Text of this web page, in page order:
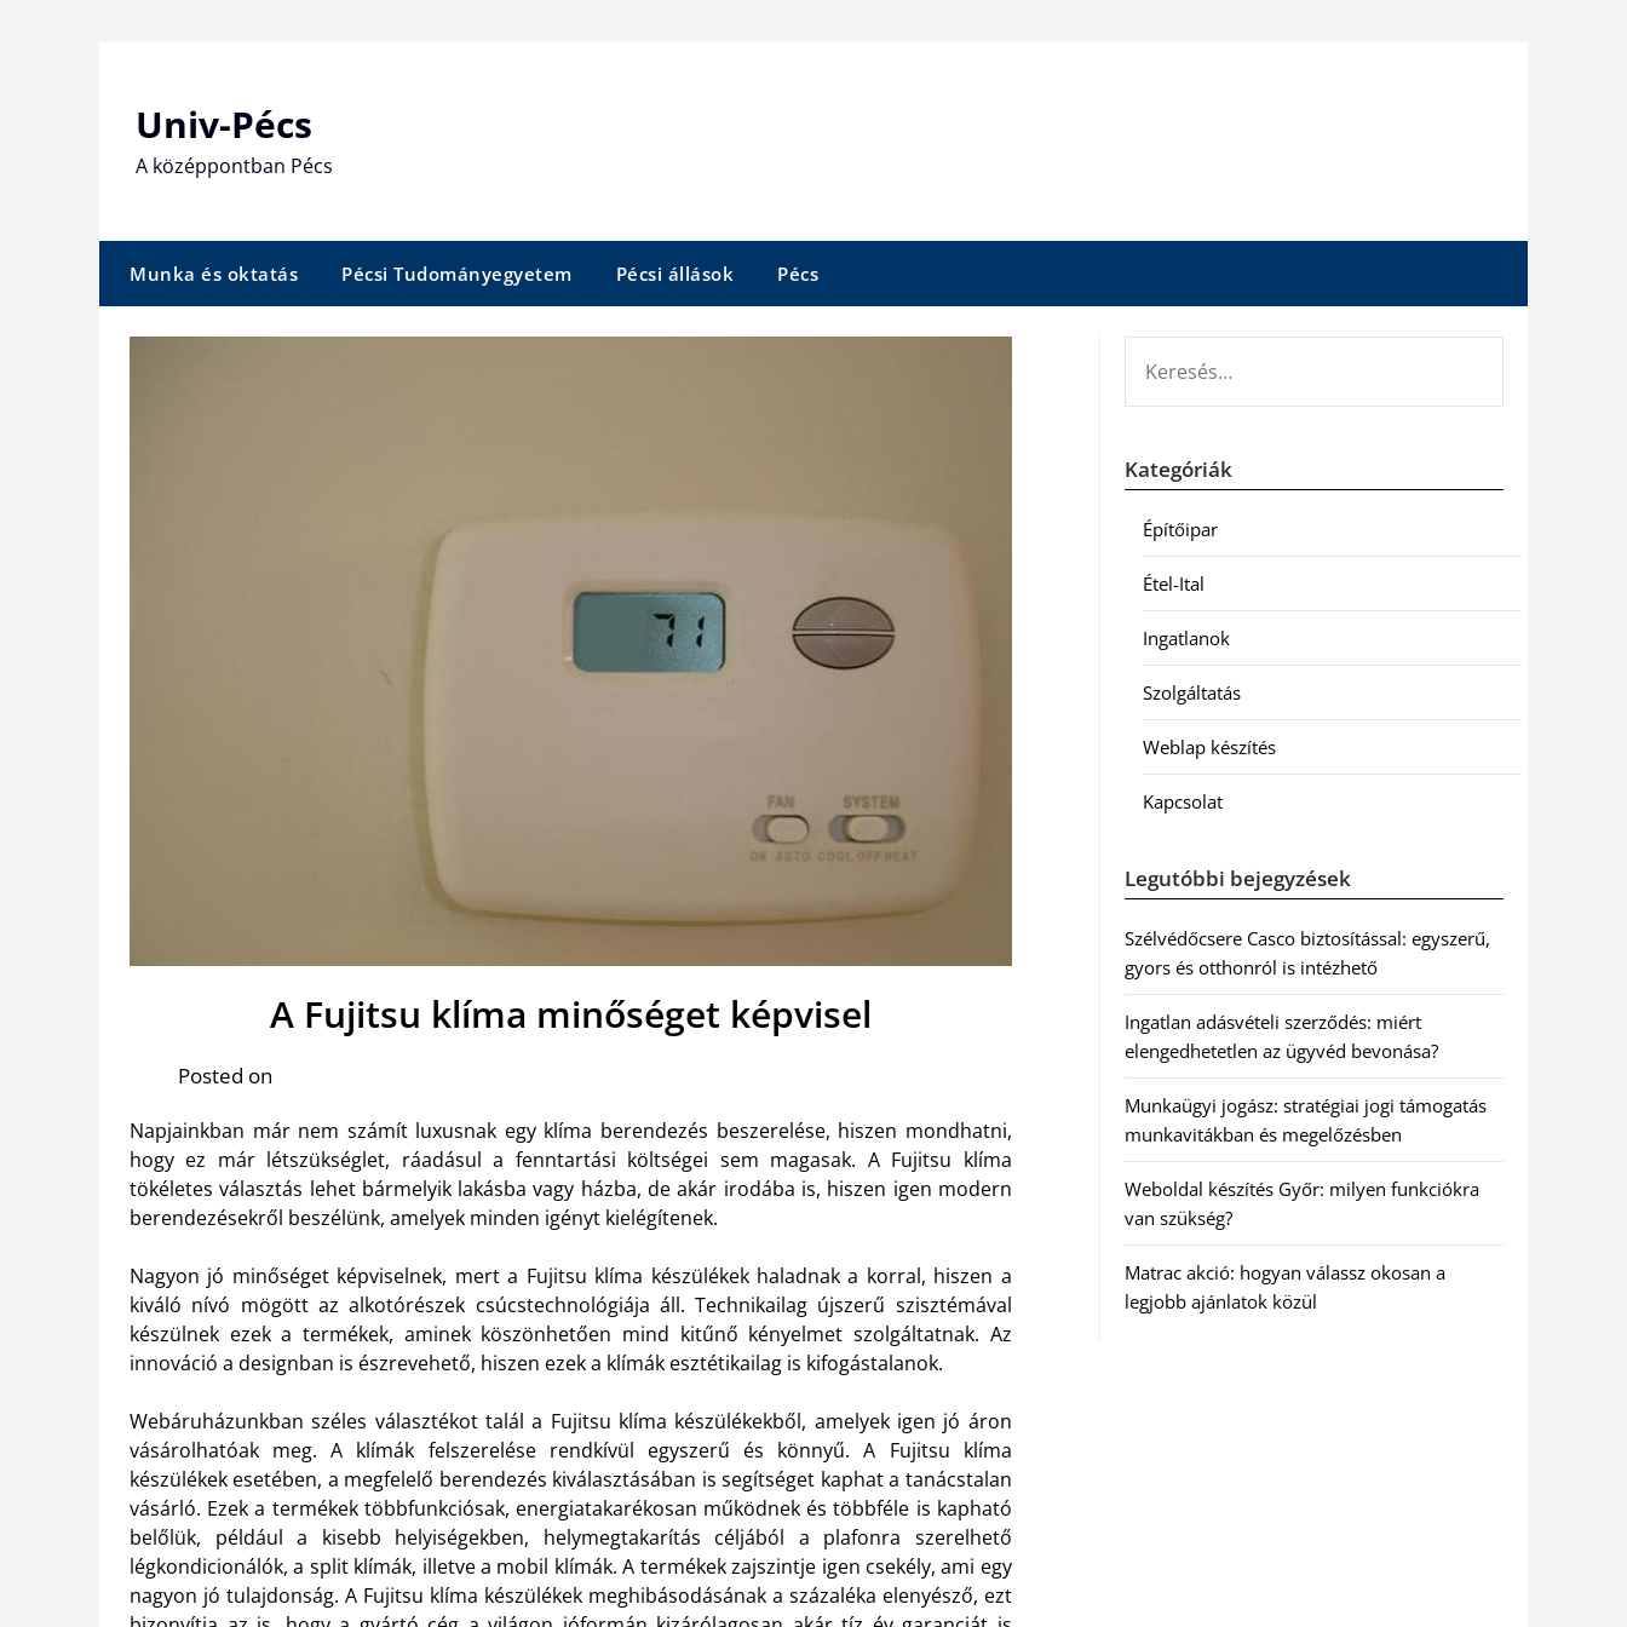
Univ-Pécs
A középpontban Pécs
Munka és oktatás Pécsi Tudományegyetem Pécsi állások Pécs
A Fujitsu klíma minőséget képvisel
Posted on
Napjainkban már nem számít luxusnak egy klíma berendezés beszerelése, hiszen mondhatni,
hogy ez már létszükséglet, ráadásul a fenntartási költségei sem magasak. A Fujitsu klíma
tökéletes választás lehet bármelyik lakásba vagy házba, de akár irodába is, hiszen igen modern
berendezésekről beszélünk, amelyek minden igényt kielégítenek.
Nagyon jó minőséget képviselnek, mert a Fujitsu klíma készülékek haladnak a korral, hiszen a
kiváló nívó mögött az alkotórészek csúcstechnológiája áll. Technikailag újszerű szisztémával
készülnek ezek a termékek, aminek köszönhetően mind kitűnő kényelmet szolgáltatnak. Az
innováció a designban is észrevehető, hiszen ezek a klímák esztétikailag is kifogástalanok.
Webáruházunkban széles választékot talál a Fujitsu klíma készülékekből, amelyek igen jó áron
vásárolhatóak meg. A klímák felszerelése rendkívül egyszerű és könnyű. A Fujitsu klíma
készülékek esetében, a megfelelő berendezés kiválasztásában is segítséget kaphat a tanácstalan
vásárló. Ezek a termékek többfunkciósak, energiatakarékosan működnek és többféle is kapható
belőlük, például a kisebb helyiségekben, helymegtakarítás céljából a plafonra szerelhető
légkondicionálók, a split klímák, illetve a mobil klímák. A termékek zajszintje igen csekély, ami egy
nagyon jó tulajdonság. A Fujitsu klíma készülékek meghibásodásának a százaléka elenyésző, ezt
Kategóriák
Építőipar
Étel-Ital
Ingatlanok
Szolgáltatás
Weblap készítés
Kapcsolat
Legutóbbi bejegyzések
Szélvédőcsere Casco biztosítással: egyszerű,
gyors és otthonról is intézhető
Ingatlan adásvételi szerződés: miért
elengedhetetlen az ügyvéd bevonása?
Munkaügyi jogász: stratégiai jogi támogatás
munkavitákban és megelőzésben
Weboldal készítés Győr: milyen funkciókra
van szükség?
Matrac akció: hogyan válassz okosan a
legjobb ajánlatok közül